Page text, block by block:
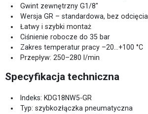
Gwint zewnętrzny G1/8"
Wersja GR – standardowa, bez odcięcia
Łatwy i szybki montaż
Ciśnienie robocze do 35 bar
Zakres temperatur pracy –20…+100 °C
Przepływ: 250–280 l/min
Specyfikacja techniczna
Indeks: KDG18NW5-GR
Typ: szybkozłączka pneumatyczna